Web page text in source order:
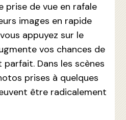
prise de vue en rafale
images en rapide
appuyez sur le
vos chances de
Dans les scènes
prises à quelques
être radicalement